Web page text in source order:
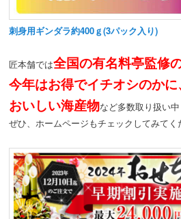
刺身用ギンダラ約400ｇ(3パック入り)
匠本舗では全国の有名料亭監修
今年はお得でイチオシのかに、
おいしい海産物など多数取り扱い中
ぜひ、ホームページもチェックしてみてく